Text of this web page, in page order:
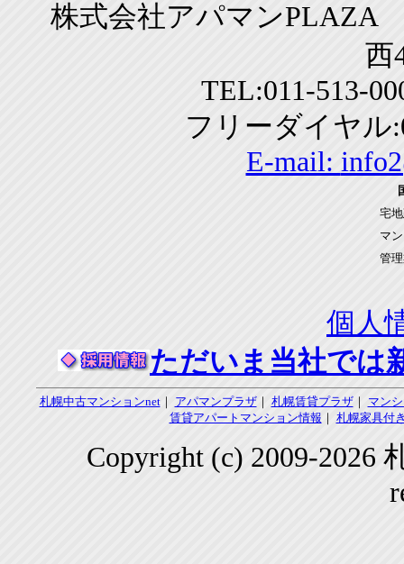
株式会社アパマン
西
TEL:011-513-
フリーダイヤル
E-mail:
宅
マ
管
個人
ただいま当社では
札幌中古マンションnet｜ アパマンプラザ｜ 札幌賃貸プラザ｜ マン
賃貸アパートマンション情報 ｜ 札幌家具付
Copyright (c) 2009-2026